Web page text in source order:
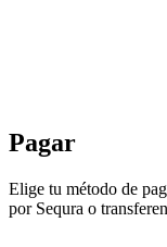
Pagar
Elige tu método de
por Sequra o